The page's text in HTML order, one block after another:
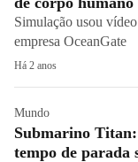
Simulação usou
empresa OceanGate
Há 2 anos
Mundo
Submarino
tempo de parada